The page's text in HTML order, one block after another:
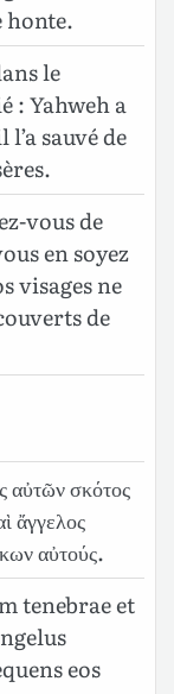
honte.
le
: Yahweh a
sauvé de
vous de
en soyez
visages ne
de
αὐτῶν σκότος
ἄγγελος
αὐτούς.
tenebrae et
eos